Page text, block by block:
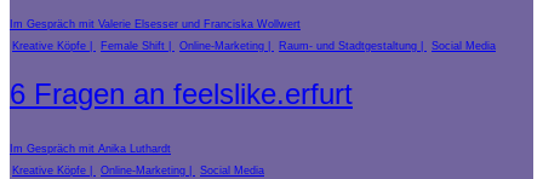
Im Gespräch mit Valerie Elsesser und Franciska Wollwert
Kreative Köpfe
Female Shift Online-Marketing Raum- und Stadtgestaltung Social Media
6 Fragen an feelslike.erfurt
Im Gespräch mit Anika Luthardt
Kreative Köpfe
Online-Marketing Social Media